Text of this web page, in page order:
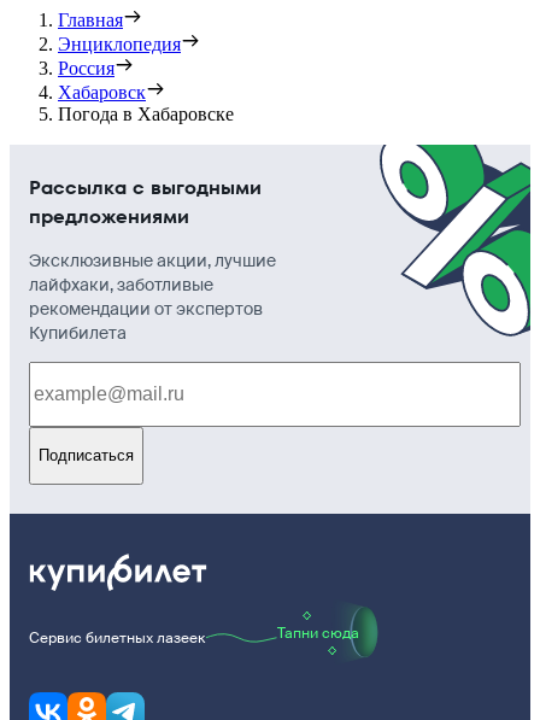
Главная
Энциклопедия
Россия
Хабаровск
Погода в Хабаровске
Рассылка с выгодными
предложениями
Эксклюзивные акции, лучшие
лайфхаки, заботливые
рекомендации от экспертов
Купибилета
Подписаться
Сервис билетных лазеек Тапни сюда